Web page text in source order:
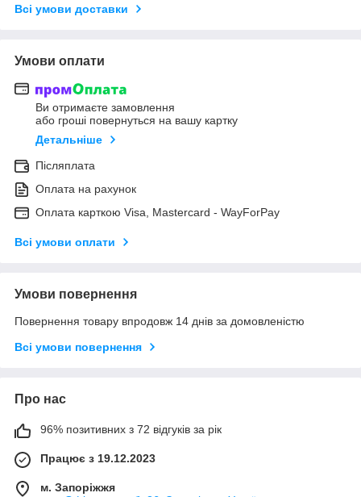
Всі умови доставки
Умови оплати
Ви отримаєте замовлення
або гроші повернуться на вашу картку
Детальніше
Післяплата
Оплата на рахунок
Оплата карткою Visa, Mastercard - WayForPay
Всі умови оплати
Умови повернення
Повернення товару впродовж 14 днів за домовленістю
Всі умови повернення
Про нас
96% позитивних з 72 відгуків за рік
Працює з 19.12.2023
м. Запоріжжя